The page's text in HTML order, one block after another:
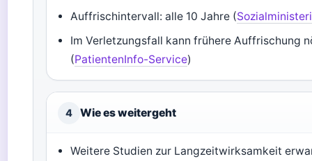
Auffrischintervall: alle 10 Jahre (
Im Verletzungsfall kann frühere Auffrischung
(PatientenInfo-Service)
4 Wie es weitergeht
Weitere Studien zur Langzeitwirksamkeit